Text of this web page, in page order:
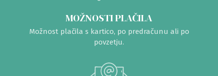
MOŽNOSTI PLAČILA
Možnost plačila s kartico, po predračunu ali po
povzetju.